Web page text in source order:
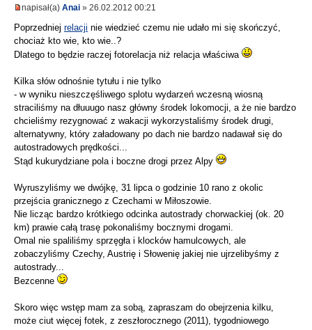
napisał(a) Anai » 26.02.2012 00:21
Poprzedniej relacji nie wiedzieć czemu nie udało mi się skończyć,
chociaż kto wie, kto wie..?
Dlatego to będzie raczej fotorelacja niż relacja właściwa
Kilka słów odnośnie tytułu i nie tylko
- w wyniku nieszczęśliwego splotu wydarzeń wczesną wiosną
straciliśmy na dłuuugo nasz główny środek lokomocji, a że nie bardzo
chcieliśmy rezygnować z wakacji wykorzystaliśmy środek drugi,
alternatywny, który załadowany po dach nie bardzo nadawał się do
autostradowych prędkości...
Stąd kukurydziane pola i boczne drogi przez Alpy
Wyruszyliśmy we dwójkę, 31 lipca o godzinie 10 rano z okolic
przejścia granicznego z Czechami w Miłoszowie.
Nie licząc bardzo krótkiego odcinka autostrady chorwackiej (ok. 20
km) prawie całą trasę pokonaliśmy bocznymi drogami.
Omal nie spaliliśmy sprzęgła i klocków hamulcowych, ale
zobaczyliśmy Czechy, Austrię i Słowenię jakiej nie ujrzelibyśmy z
autostrady...
Bezcenne
Skoro więc wstęp mam za sobą, zapraszam do obejrzenia kilku,
może ciut więcej fotek, z zeszłorocznego (2011), tygodniowego